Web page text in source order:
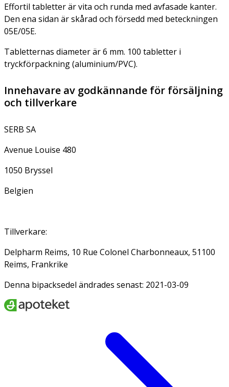
Effortil tabletter är vita och runda med avfasade kanter.
Den ena sidan är skårad och försedd med beteckningen
05E/05E.
Tabletternas diameter är 6 mm. 100 tabletter i
tryckförpackning (aluminium/PVC).
Innehavare av godkännande för försäljning
och tillverkare
SERB SA
Avenue Louise 480
1050 Bryssel
Belgien
Tillverkare:
Delpharm Reims, 10 Rue Colonel Charbonneaux, 51100
Reims, Frankrike
Denna bipacksedel ändrades senast: 2021-03-09